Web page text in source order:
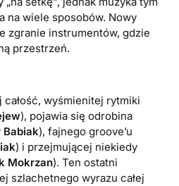
na wiele sposobów. Nowy
zgranie instrumentów, gdzie
przestrzeń.
wyśmienitej rytmiki
), pojawia się odrobina
Babiak), fajnego groove’u
) i przejmującej niekiedy
Mokrzan). Ten ostatni
szlachetnego wyrazu całej